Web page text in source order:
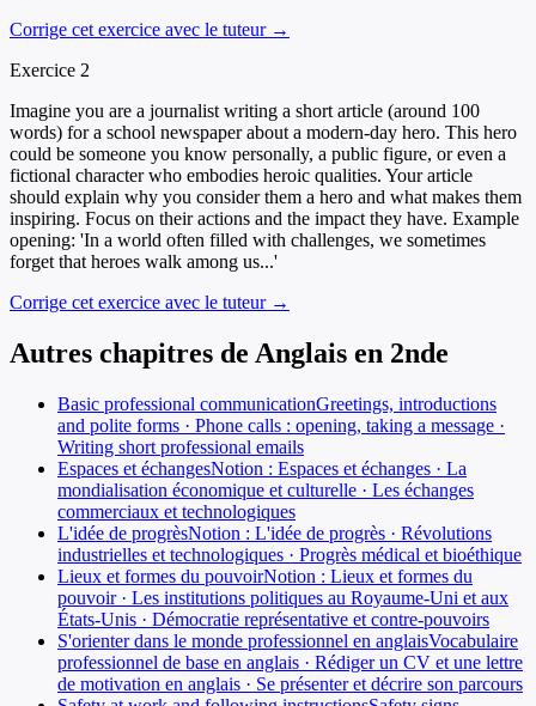
Corrige cet exercice avec le tuteur →
Exercice 2
Imagine you are a journalist writing a short article (around 100
words) for a school newspaper about a modern-day hero. This hero
could be someone you know personally, a public figure, or even a
fictional character who embodies heroic qualities. Your article
should explain why you consider them a hero and what makes them
inspiring. Focus on their actions and the impact they have. Example
opening: 'In a world often filled with challenges, we sometimes
forget that heroes walk among us...'
Corrige cet exercice avec le tuteur →
Autres chapitres de Anglais en 2nde
Basic professional communicationGreetings, introductions
and polite forms · Phone calls : opening, taking a message ·
Writing short professional emails
Espaces et échangesNotion : Espaces et échanges · La
mondialisation économique et culturelle · Les échanges
commerciaux et technologiques
L'idée de progrèsNotion : L'idée de progrès · Révolutions
industrielles et technologiques · Progrès médical et bioéthique
Lieux et formes du pouvoirNotion : Lieux et formes du
pouvoir · Les institutions politiques au Royaume-Uni et aux
États-Unis · Démocratie représentative et contre-pouvoirs
S'orienter dans le monde professionnel en anglaisVocabulaire
professionnel de base en anglais · Rédiger un CV et une lettre
de motivation en anglais · Se présenter et décrire son parcours